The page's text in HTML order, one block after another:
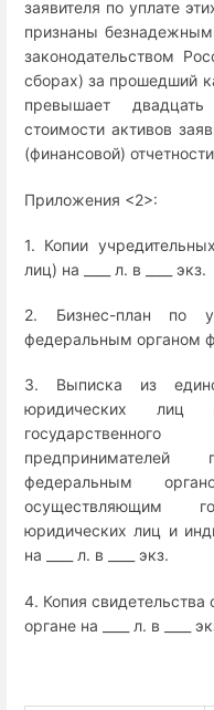
заявителя по уплате
признаны
законодательством
сборах) за прошедший
превышает
стоимости активов
(финансовой)
Приложения <2>:
1. Копии
лиц) на ____ л. в ____ экз.
2. Бизнес-план по
федеральным органом
3. Выписка из
юридических лиц
федеральным
осуществляющим
юридических лиц и
на ____ л. в ____ экз.
4. Копия свидетельства
органе на ____ л. в ____